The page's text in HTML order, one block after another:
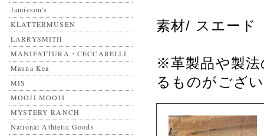
Jamieson's
KLATTERMUSEN
LARRYSMITH
MANIFATTURA・CECCARELLI
Mauna Kea
MIS
MOOJI MOOJI
MYSTERY RANCH
National Athletic Goods
素材/ スエー
※革製品や製法
るものがござ